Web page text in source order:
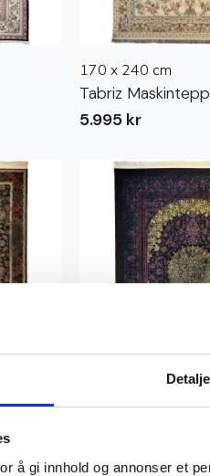
å gi innhold og annonser et
170 x 240 cm
Tabriz
5.995 kr
170 x 240 cm
5.995